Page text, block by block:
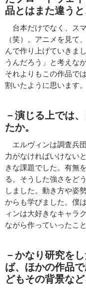
品とはまた違うと
台本だけでなく、ス
（笑）。アニメを見て
んで作り上げていきま
うんだろう」と考えな
それよりもこの作品で
割いたように思います。
－演じる上では
たか。
エルヴィンは調査兵
力がなければいけない
きな課題でした。有無
る。そうした強さをど
しました。動き方や姿
からも学びました。僕
ィンは大好きなキャラ
ながら作っていったこ
－かなり研究を
ば、ほかの作品
どもその背景な